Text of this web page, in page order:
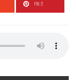
PIN IT